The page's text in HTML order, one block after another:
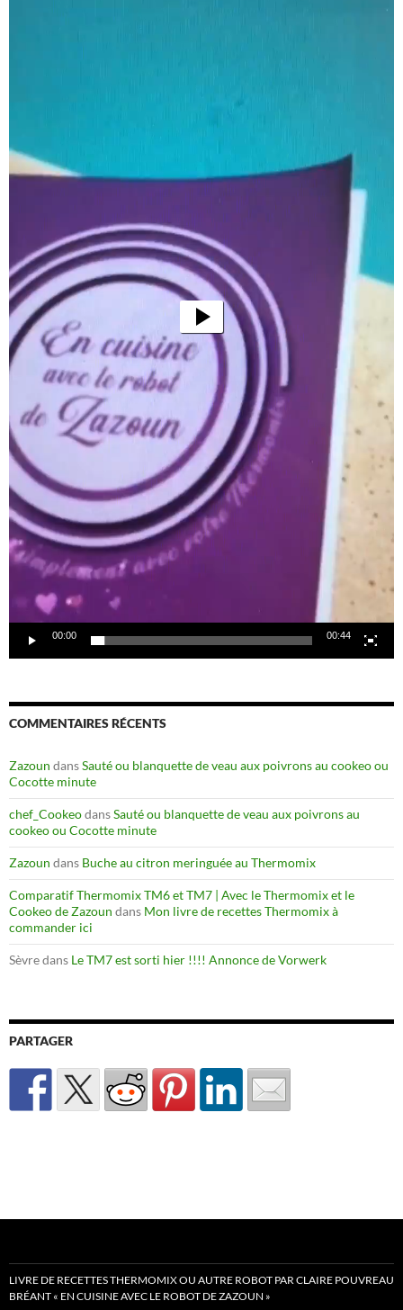
00:00 00:44
COMMENTAIRES RÉCENTS
Zazoun dansSauté ou blanquette de veau aux poivrons au cookeo ou
Cocotte minute
chef_CookeodansSauté ou blanquette de veau aux poivrons au
cookeo ou Cocotte minute
Zazoun dans Buche au citron meringuée au Thermomix
Comparatif Thermomix TM6 et TM7 | Avec le Thermomix et le
Cookeo de Zazoun dans Mon livre de recettes Thermomix à
commander ici
Sèvredans Le TM7 est sorti hier !!!! Annonce de Vorwerk
PARTAGER
LIVRE DE RECETTES THERMOMIX OU AUTRE ROBOT PAR CLAIRE POUVREAU
BRÉANT « EN CUISINE AVEC LE ROBOT DE ZAZOUN »